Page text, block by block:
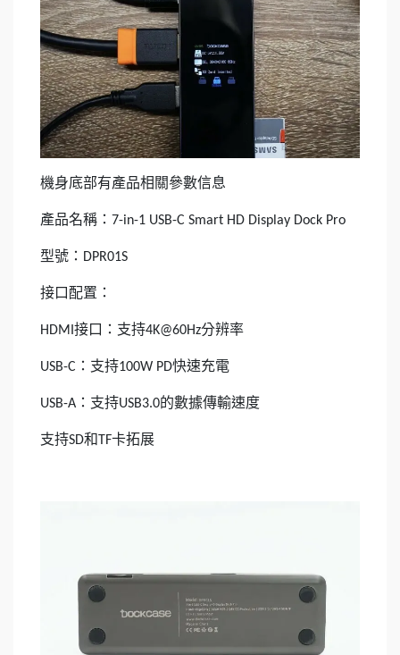
機身底部有產品相關參數信息
產品名稱： 7-in-1 USB-C Smart HD Display Dock Pro
型號： DPR01S
接口配置：
HDMI接口：支持4K@60Hz分辨率
USB-C ：支持100W PD快速充電
USB-A ：支持USB3.0的數據傳輸速度
支持SD和TF卡拓展